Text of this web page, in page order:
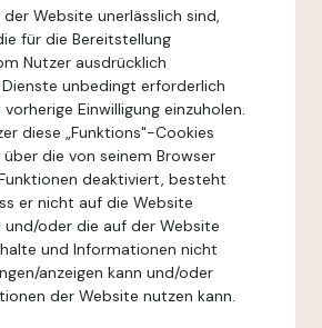
Website unerlässlich sind,
für die Bereitstellung
Nutzer ausdrücklich
unbedingt erforderlich
Einwilligung einzuholen.
diese „Funktions"-Cookies
die von seinem Browser
deaktiviert, besteht
er nicht auf die Website
und/oder die auf der Website
und Informationen nicht
anzeigen kann und/oder
der Website nutzen kann.